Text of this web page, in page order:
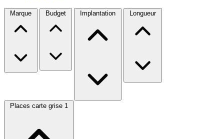
Marque Budget Implantation Longueur
Places carte grise 1